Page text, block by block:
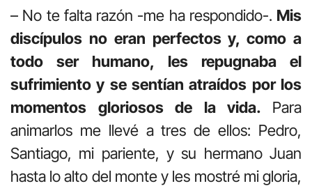
– No te falta razón -me ha respondido-. Mis
discípulos no eran perfectos y, como a
todo ser humano, les repugnaba el
sufrimiento y se sentían atraídos por los
momentos gloriosos de la vida. Para
animarlos me llevé a tres de ellos: Pedro,
Santiago, mi pariente, y su hermano Juan
hasta lo alto del monte y les mostré mi gloria,